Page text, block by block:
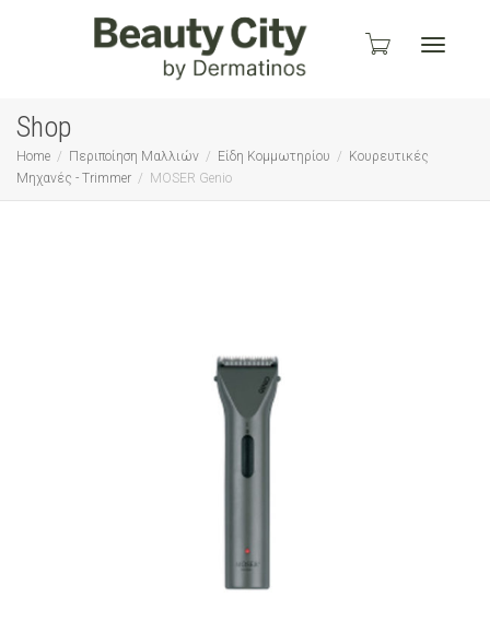
Shop
Home Περιποίηση Μαλλιών Είδη Κομμωτηρίου
Κουρευτικές
Μηχανές - Trimmer
MOSER Genio